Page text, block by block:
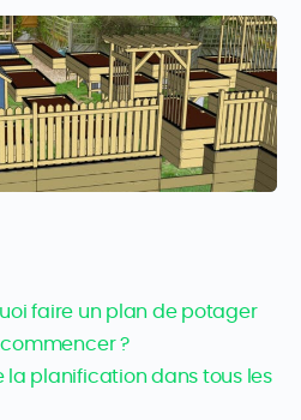
faire un plan de potager
?
la planification dans tous les